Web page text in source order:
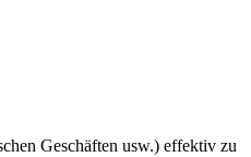
Geschäften usw.) effektiv zu